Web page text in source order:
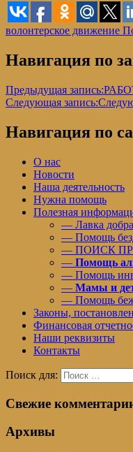
волонтерское движение
Навигация по
Предыдущая запись:
Следующая запись:
Навигация по
О нас
Новости
Наша деятельность
Нужна помощь
Полезная
— Лавка добра
— Помощь
— ПОИСК
— Помощь
— Помощь
— Мамы и
— Помощь
Законы,
Финансовая
Наши реквизиты
Контакты
Поиск для:
Свежие
Архивы